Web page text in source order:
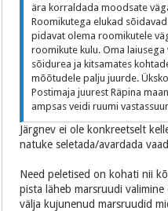
ära korraldada moodsate
Roomikutega elukad
pidavat olema roomikutele
roomikute kulu. Oma
sõidurea ja kitsamates
mõõtudele palju juurde.
Postimaja juurest Räpina
ampsas veidi ruumi
Järgnev ei ole konkreetselt
natuke seletada/avardada
Need peletised on kohati nii
pista läheb marsruudi
välja kujunenud marsruudid